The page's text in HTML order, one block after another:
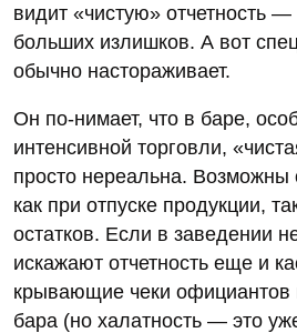
видит «чистую» отчетность —
больших излишков. А вот
обычно настораживает.
Он по-нимает, что в баре,
интенсивной торговли,
просто нереальна.
как при отпуске продукции,
остатков. Если в заведении
искажают отчетность еще и
крывающие чеки официантов
бара (но халатность — это